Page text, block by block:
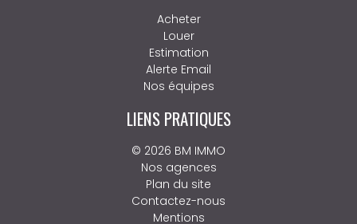
Acheter
Louer
Estimation
Alerte Email
Nos équipes
LIENS PRATIQUES
© 2026 BM IMMO
Nos agences
Plan du site
Contactez-nous
Mentions